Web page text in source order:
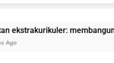
membangun softskill